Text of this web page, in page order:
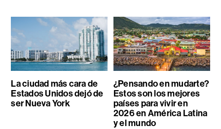
La ciudad más cara de
Estados Unidos dejó de
ser Nueva York
¿Pensando en mudarte?
Estos son los mejores
países para vivir en
2026 en América Latina
y el mundo